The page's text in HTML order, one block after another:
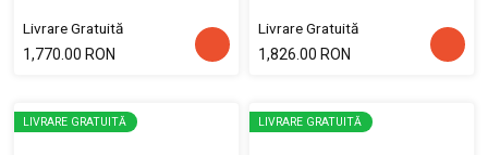
Livrare Gratuită
1,770.00 RON
Livrare Gratuită
1,826.00 RON
LIVRARE GRATUITĂ LIVRARE GRATUITĂ